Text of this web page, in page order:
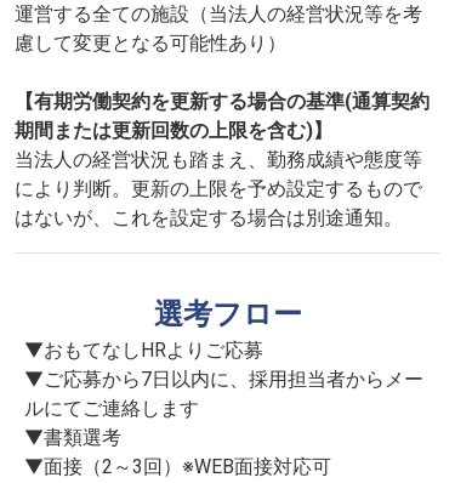
運営する全ての施設（当法人の経営状況等を考
慮して変更となる可能性あり）
【有期労働契約を更新する場合の基準(通算契約
期間または更新回数の上限を含む)】
当法人の経営状況も踏まえ、勤務成績や態度等
により判断。更新の上限を予め設定するもので
はないが、これを設定する場合は別途通知。
選考フロー
▼おもてなしHRよりご応募
▼ご応募から7日以内に、採用担当者からメー
ルにてご連絡します
▼書類選考
▼面接（2～3回）※WEB面接対応可